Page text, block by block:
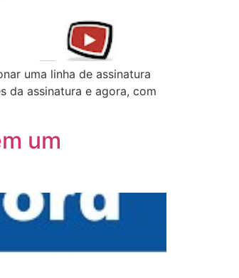
uma linha de assinatura
da assinatura e agora, com
um